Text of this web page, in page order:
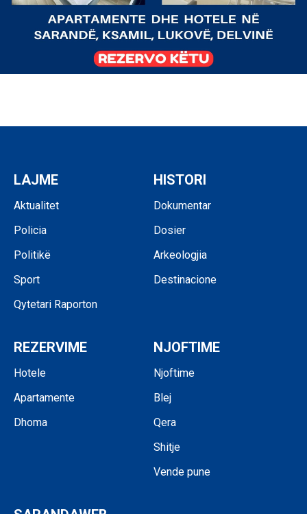
LAJME
Aktualitet
Policia
Politikë
Sport
Qytetari Raporton
HISTORI
Dokumentar
Dosier
Arkeologjia
Destinacione
REZERVIME
Hotele
Apartamente
Dhoma
NJOFTIME
Njoftime
Blej
Qera
Shitje
Vende pune